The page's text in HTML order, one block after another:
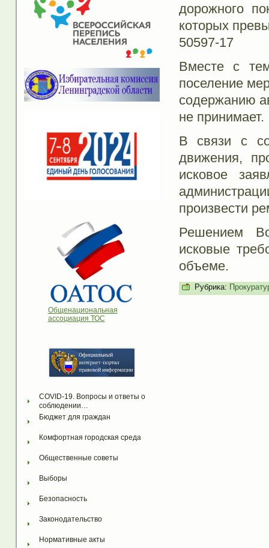
Общенациональная
ассоциация ТОС
COVID-19. Вопросы и ответы о
соблюдении…
Бюджет для граждан
Комфортная городская среда
Общественные советы
Выборы
Безопасность
Законодательство
Нормативные акты
дорожного
которых
50597-17
Вместе с
поселение
содержанию
не принимает.
В связи с
движения,
исковое
произвести
Решением
исковые
объеме.
Рубрика: